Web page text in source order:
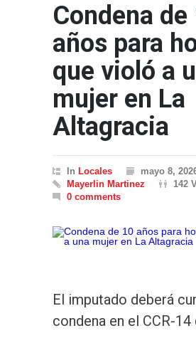
Condena de
años para
que violó a
mujer en La
Altagracia
In Locales
mayo 8,
Mayerlin Martinez
142
0 comments
El imputado deberá
condena en el CCR-14